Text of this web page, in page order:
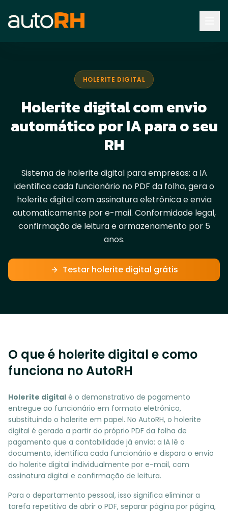
Holerite Digital
HOLERITE DIGITAL
Holerite digital com envio
automático por IA para o seu
RH
Sistema de holerite digital para empresas: a IA
identifica cada funcionário no PDF da folha, gera o
holerite digital com assinatura eletrônica e envia
automaticamente por e-mail. Conformidade legal,
confirmação de leitura e armazenamento por 5
anos.
Testar holerite digital grátis
O que é holerite digital e como
funciona no AutoRH
Holerite digital é o demonstrativo de pagamento
entregue ao funcionário em formato eletrônico,
substituindo o holerite em papel. No AutoRH, o holerite
digital é gerado a partir do próprio PDF da folha de
pagamento que a contabilidade já envia: a IA lê o
documento, identifica cada funcionário e dispara o envio
do holerite digital individualmente por e-mail, com
assinatura digital e confirmação de leitura.
Para o departamento pessoal, isso significa eliminar a
tarefa repetitiva de abrir o PDF, separar página por página,